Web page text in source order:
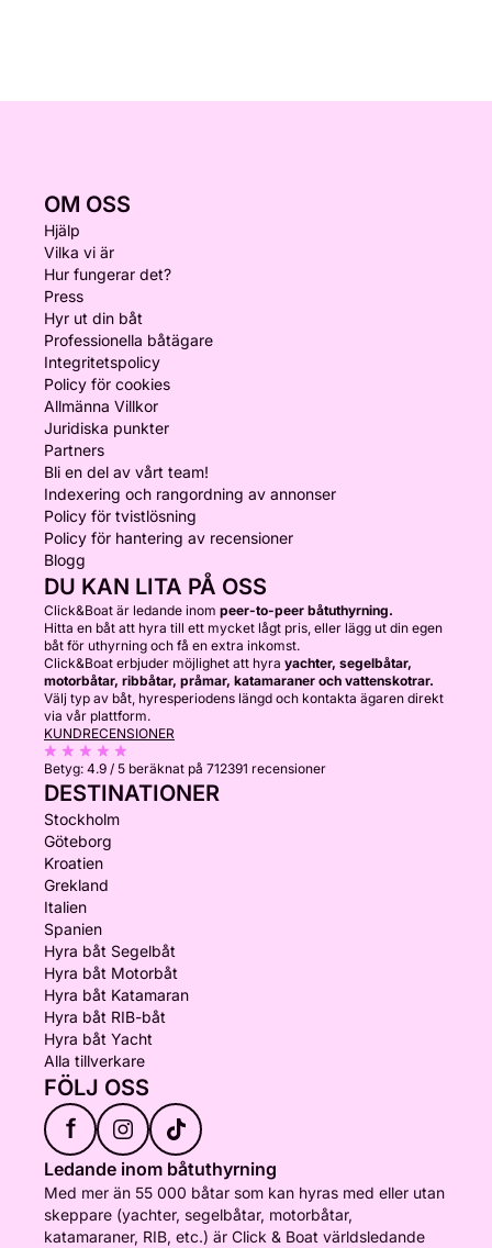
OM OSS
Hjälp
Vilka vi är
Hur fungerar det?
Press
Hyr ut din båt
Professionella båtägare
Integritetspolicy
Policy för cookies
Allmänna Villkor
Juridiska punkter
Partners
Bli en del av vårt team!
Indexering och rangordning av annonser
Policy för tvistlösning
Policy för hantering av recensioner
Blogg
DU KAN LITA PÅ OSS
Click&Boat är ledande inom peer-to-peer båtuthyrning.
Hitta en båt att hyra till ett mycket lågt pris, eller lägg ut din egen
båt för uthyrning och få en extra inkomst.
Click&Boat erbjuder möjlighet att hyra yachter, segelbåtar,
motorbåtar, ribbåtar, pråmar, katamaraner och vattenskotrar.
Välj typ av båt, hyresperiodens längd och kontakta ägaren direkt
via vår plattform.
KUNDRECENSIONER
Betyg: 4.9 / 5 beräknat på 712391 recensioner
DESTINATIONER
Stockholm
Göteborg
Kroatien
Grekland
Italien
Spanien
Hyra båt Segelbåt
Hyra båt Motorbåt
Hyra båt Katamaran
Hyra båt RIB-båt
Hyra båt Yacht
Alla tillverkare
FÖLJ OSS
f
Ledande inom båtuthyrning
Med mer än 55 000 båtar som kan hyras med eller utan
skeppare (yachter, segelbåtar, motorbåtar,
katamaraner, RIB, etc.) är Click & Boat världsledande